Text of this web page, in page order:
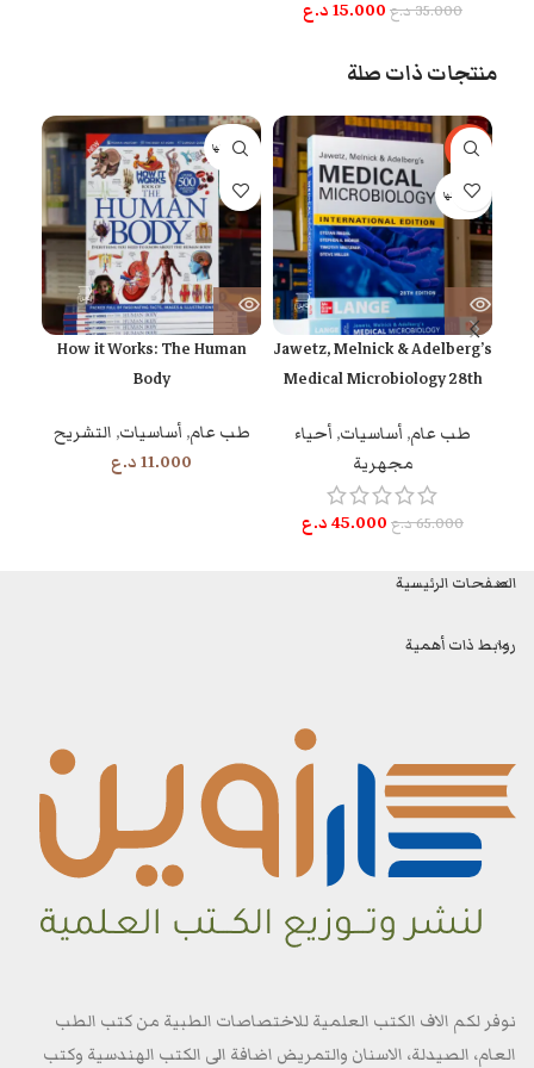
35.000د.ع 15.000د.ع
منتجات ذات صلة
-31%
بيعت كلها
Jawetz, Melnick & Adelberg’s
Medical Microbiology 28th
طب عام, أساسيات, أحياء
مجهرية
65.000د.ع 45.000د.ع
بيعت كلها
How it Works: The Human
Body
طب عام, أساسيات, التشريح
11.000د.ع
الصفحات الرئيسية
روابط ذات أهمية
نوفر لكم الاف الكتب العلمية للاختصاصات الطبية من كتب الطب
العام، الصيدلة، الاسنان والتمريض اضافة الى الكتب الهندسية وكتب